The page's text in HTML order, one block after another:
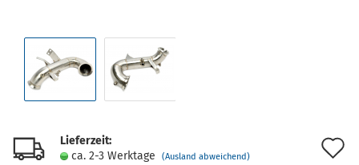
Lieferzeit:
ca. 2-3 Werktage
(Ausland abweichend)